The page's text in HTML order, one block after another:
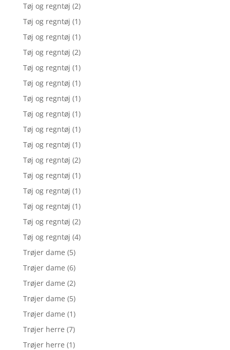
Tøj og regntøj (2)
Tøj og regntøj (1)
Tøj og regntøj (1)
Tøj og regntøj (2)
Tøj og regntøj (1)
Tøj og regntøj (1)
Tøj og regntøj (1)
Tøj og regntøj (1)
Tøj og regntøj (1)
Tøj og regntøj (1)
Tøj og regntøj (2)
Tøj og regntøj (1)
Tøj og regntøj (1)
Tøj og regntøj (1)
Tøj og regntøj (2)
Tøj og regntøj (4)
Trøjer dame (5)
Trøjer dame (6)
Trøjer dame (2)
Trøjer dame (5)
Trøjer dame (1)
Trøjer herre (7)
Trøjer herre (1)